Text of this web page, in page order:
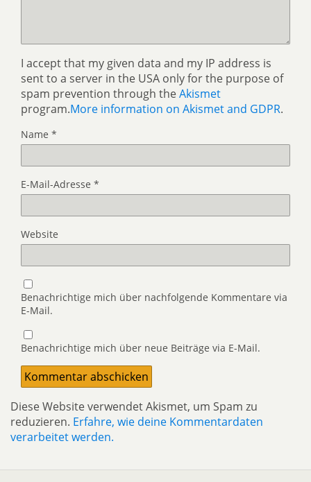
I accept that my given data and my IP address is
sent to a server in the USA only for the purpose of
spam prevention through theAkismet
program.More information on Akismet and GDPR.
Name *
E-Mail-Adresse *
Website
Benachrichtige mich über nachfolgende Kommentare via
E-Mail.
Benachrichtige mich über neue Beiträge via E-Mail.
Diese Website verwendet Akismet, um Spam zu
reduzieren. Erfahre, wie deine Kommentardaten
verarbeitet werden.